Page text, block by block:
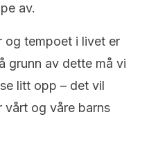
av.
og tempoet i livet er
grunn av dette må vi
litt opp – det vil
og våre barns